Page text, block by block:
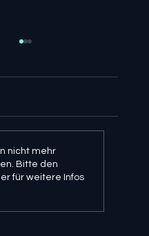
nicht mehr
Bitte den
für weitere Infos